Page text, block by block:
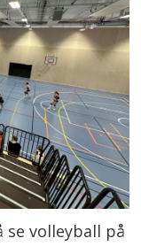
se volleyball på